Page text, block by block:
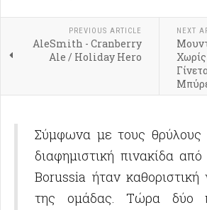
PREVIOUS ARTICLE
AleSmith - Cranberry
Ale / Holiday Hero
NEXT
Σύμφωνα με τους θρύλους
διαφημιστική πινακίδα
Borussia ήταν
της ομάδας. Τώρα δύο